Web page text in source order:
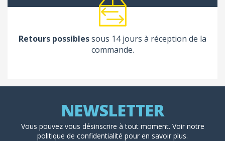
Retours possiblessous 14 jours à réception de la
commande.
Vous pouvez vous désinscrire à tout moment. Voir notre
politique de confidentialité pour en savoir plus.